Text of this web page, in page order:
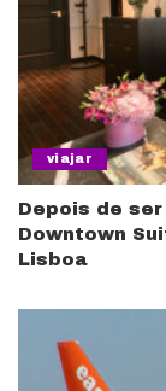
viajar
Depois de ser
Downtown
Lisboa